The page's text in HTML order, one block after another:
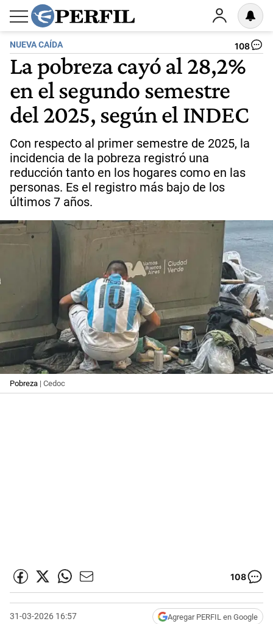
NUEVA CAÍDA 108
La pobreza cayó al 28,2%
en el segundo semestre
del 2025, según el INDEC
Con respecto al primer semestre de 2025, la
incidencia de la pobreza registró una
reducción tanto en los hogares como en las
personas. Es el registro más bajo de los
últimos 7 años.
Pobreza | Cedoc
108
31-03-2026 16:57 Agregar PERFIL en Google